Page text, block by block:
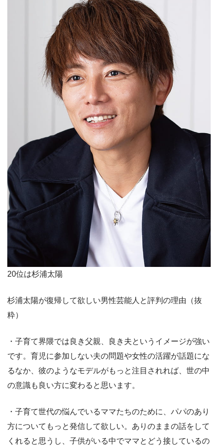
20位は杉浦太陽
杉浦太陽が復帰して欲しい男性芸能人と評判の理由（抜
粋）
・子育て界隈では良き父親、良き夫というイメージが強い
です。育児に参加しない夫の問題や女性の活躍が話題にな
るなか、彼のようなモデルがもっと注目されれば、世の中
の意識も良い方に変わると思います。
・子育て世代の悩んでいるママたちのために、パパのあり
方についてもっと発信して欲しい。ありのままの話をして
くれると思うし、子供がいる中でママとどう接しているの